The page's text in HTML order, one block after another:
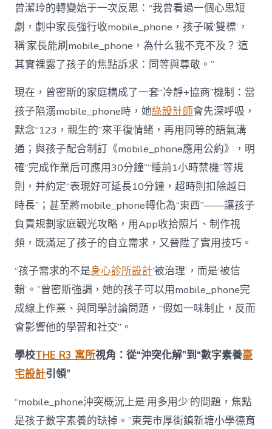
曾潔玲的轉變始于一次反思：“我曾看過一個心思短
劇，劇中家長強行收mobile_phone，孩子喊‘雙標’，
稱‘家長能刷mobile_phone，為什么我不克不及？’這
其實裸露了孩子的焦點訴求：同等與尊敬。”
現在，曾密斯的家庭構成了一套“冷靜+協商”機制：當
孩子陷溺mobile_phone時，她綠設計師會先深呼吸，
默念“123，親生的”來平復情緒，再用同等的語氣溝
通；與孩子配合制訂《mobile_phone應用公約》，明
確“完成作業后可應用30分鐘”“睡前1小時禁機”等規
則，并約定“表現好可延長10分鐘，超時則扣除越日
時長”；甚至將mobile_phone轉化為“東西”——讓孩子
負責規劃家庭觀光攻略，用App收拾照片、制作視
頻，既滿足了孩子的自立需求，又晉陞了實用技巧。
“孩子需求的不是身心診所設計‘被治理’，而是‘被信
賴’。”曾密斯強調，她的孩子可以用mobile_phone完
成線上作業、與同學討論問題，“假如一味制止，反而
會影響他的學習和社交”。
學校THE R3 寓所視角：從“沖突化解”到“數字素養豪
宅設計引領”
“mobile_phone沖突概況上是‘用多用少’的問題，焦點
是孩子數字素養的缺掉。”東莞市厚街鎮新塘小學德育